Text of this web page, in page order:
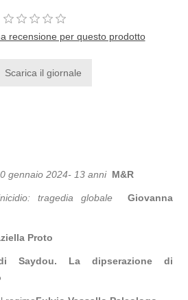
recensione per questo prodotto
Scarica il giornale
gennaio 2024- 13 anni M&R
tragedia globale
Giovanna
Proto
Saydou. La dipserazione di